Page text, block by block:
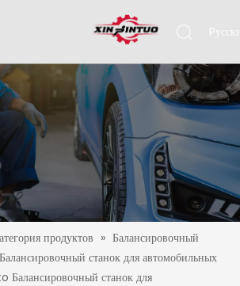
продуктов » Балансировочный
Балансировочный станок для автомобильных
станок для